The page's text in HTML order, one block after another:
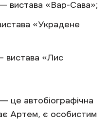
вистава «Вар-Сава»;
«Украдене
вистава «Лис
це автобіографічна
Артем, є особистим